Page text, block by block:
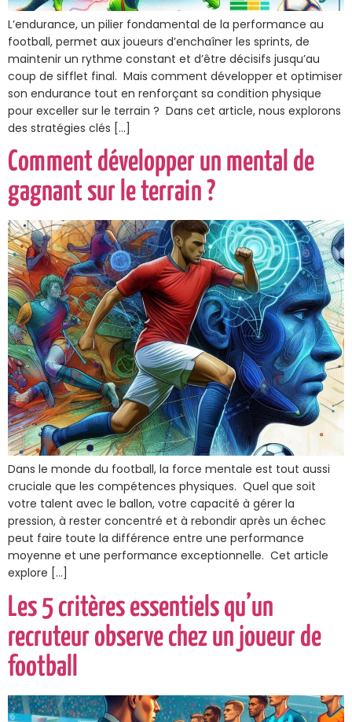
L’endurance, un pilier fondamental de la performance au
football, permet aux joueurs d’enchaîner les sprints, de
maintenir un rythme constant et d’être décisifs jusqu’au
coup de sifflet final. Mais comment développer et optimiser
son endurance tout en renforçant sa condition physique
pour exceller sur le terrain ? Dans cet article, nous explorons
des stratégies clés […]
Comment développer un mental de
gagnant sur le terrain ?
Dans le monde du football, la force mentale est tout aussi
cruciale que les compétences physiques. Quel que soit
votre talent avec le ballon, votre capacité à gérer la
pression, à rester concentré et à rebondir après un échec
peut faire toute la différence entre une performance
moyenne et une performance exceptionnelle. Cet article
explore […]
Les 5 critères essentiels qu’un
recruteur observe chez un joueur de
football